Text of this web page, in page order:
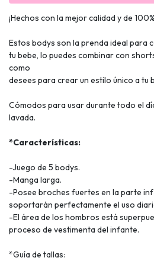
¡Hechos con la mejor calidad y de
Estos bodys son la prenda ideal para
tu bebe, lo puedes combinar con
como
desees para crear un estilo único a tu
Cómodos para usar durante todo el
lavada.
*Características:
-Juego de 5 bodys.
-Manga larga.
-Posee broches fuertes en la parte
soportarán perfectamente el uso
-El área de los hombros está
proceso de vestimenta del infante.
*Guía de tallas: